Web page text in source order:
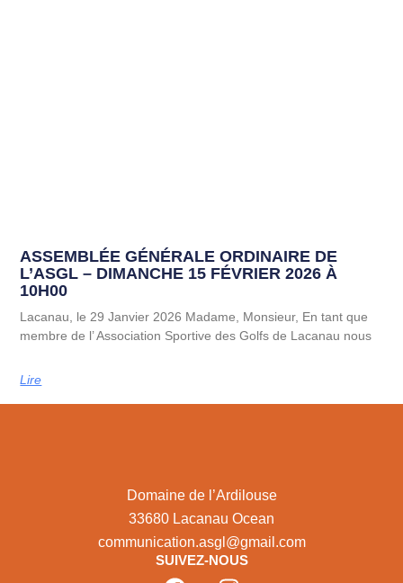
ASSEMBLÉE GÉNÉRALE ORDINAIRE DE
L’ASGL – DIMANCHE 15 FÉVRIER 2026 À
10H00
Lacanau, le 29 Janvier 2026 Madame, Monsieur, En tant que
membre de l’ Association Sportive des Golfs de Lacanau nous
Lire
Domaine de l’Ardilouse
33680 Lacanau Ocean
communication.asgl@gmail.com
SUIVEZ-NOUS